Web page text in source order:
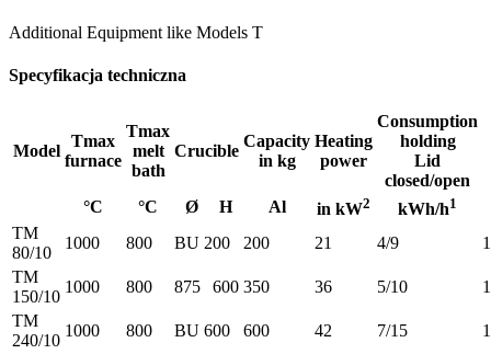
Additional Equipment like Models T
Specyfikacja techniczna
Model
Tmax
furnace
Tmax
melt
bath
Crucible
Capacity
in kg
Heating
power
Consumption
holding
Lid
closed/open
°C
°C Ø H Al in kW2 kWh/h1
TM
80/10
1000 800 BU 200 200 21 4/9
TM
150/10
1000 800 875 600 350 36 5/10
TM
240/10
1000 800 BU 600 600 42 7/15